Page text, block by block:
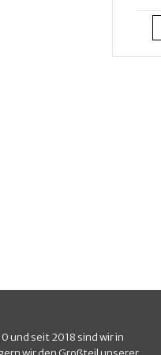
und seit 2018 sind wir in